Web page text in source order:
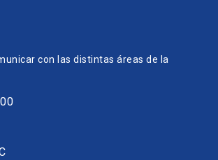
con las distintas áreas de la